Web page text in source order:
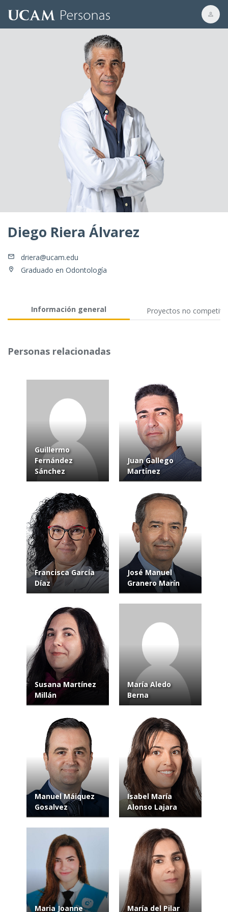
Diego Riera Álvarez
driera@ucam.edu
Graduado en Odontología
Información general Proyectos no
Personas relacionadas
Guillermo
Fernández
Sánchez
Juan Gallego
Martínez
Francisca García
Díaz
José Manuel
Granero Marín
Susana Martínez
Millán
María Aledo
Berna
Manuel Máiquez
Gosalvez
Isabel María
Alonso Lajara
Maria Joanne María del Pilar